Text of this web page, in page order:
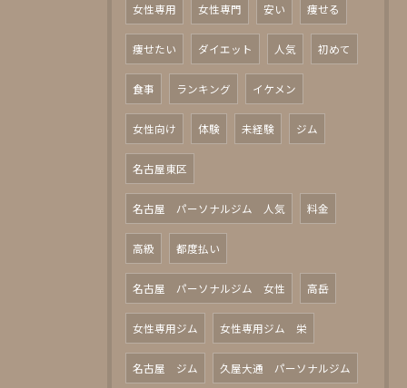
女性専用 女性専門 安い 痩せる
痩せたい ダイエット 人気 初めて
食事 ランキング イケメン
女性向け 体験 未経験 ジム
名古屋東区
名古屋 パーソナルジム 人気 料金
高級 都度払い
名古屋 パーソナルジム 女性 高岳
女性専用ジム 女性専用ジム 栄
名古屋 ジム 久屋大通 パーソナルジム